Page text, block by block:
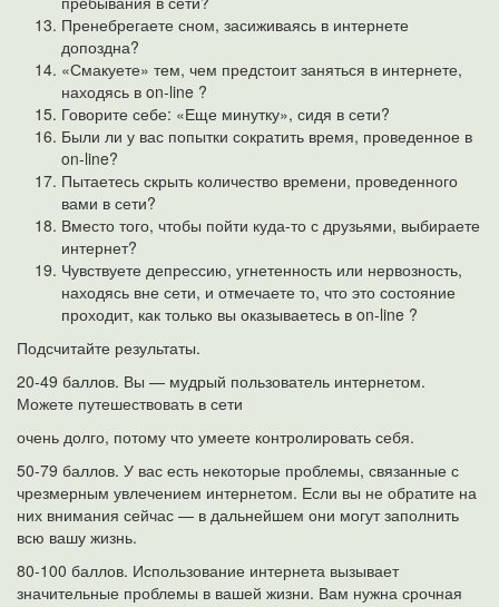
Пренебрегаете сном, засиживаясь в интернете
допоздна?
«Смакуете» тем, чем предстоит заняться в интернете,
находясь в on-line ?
Говорите себе: «Еще минутку», сидя в сети?
Были ли у вас попытки сократить время, проведенное в
on-line?
Пытаетесь скрыть количество времени, проведенного
вами в сети?
Вместо того, чтобы пойти куда-то с друзьями, выбираете
интернет?
Чувствуете депрессию, угнетенность или нервозность,
находясь вне сети, и отмечаете то, что это состояние
проходит, как только вы оказываетесь в on-line ?
Подсчитайте результаты.
20-49 баллов. Вы — мудрый пользователь интернетом.
Можете путешествовать в сети
очень долго, потому что умеете контролировать себя.
50-79 баллов. У вас есть некоторые проблемы, связанные с
чрезмерным увлечением интернетом. Если вы не обратите на
них внимания сейчас — в дальнейшем они могут заполнить
всю вашу жизнь.
80-100 баллов. Использование интернета вызывает
значительные проблемы в вашей жизни. Вам нужна срочная